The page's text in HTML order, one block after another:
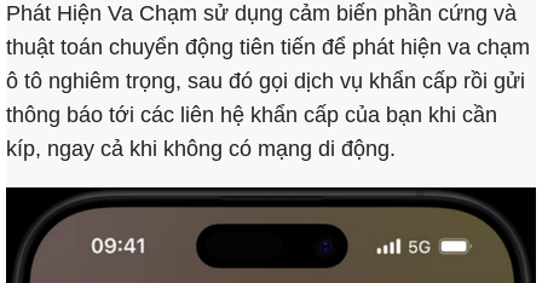
Phát Hiện Va Chạm sử dụng cảm biến phần cứng và
thuật toán chuyển động tiên tiến để phát hiện va chạm
ô tô nghiêm trọng, sau đó gọi dịch vụ khẩn cấp rồi gửi
thông báo tới các liên hệ khẩn cấp của bạn khi cần
kíp, ngay cả khi không có mạng di động.